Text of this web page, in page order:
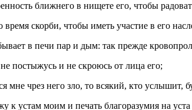
ближнего в нищете его, чтобы
время скорби, чтобы иметь участие в его
в печи пар и дым: так прежде
постыжусь и не скроюсь от лица его;
мне чрез него зло, то всякий, кто услышит,
к устам моим и печать благоразумия на